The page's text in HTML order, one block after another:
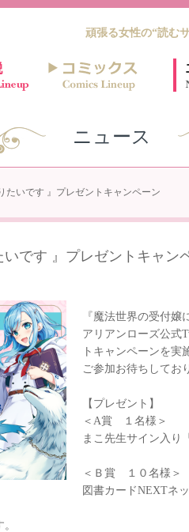
頑張る女性の“読む
ニュース
いです 』プレゼントキャンペーン
いです 』プレゼントキャン
『魔法世界の受付嬢
アリアンローズ公式
トキャンペーンを実
ご参加お待ちしてお
【プレゼント】
＜A賞 １名様＞
まこ先生サイン入り
＜Ｂ賞 １０名様＞
図書カードNEXTネ